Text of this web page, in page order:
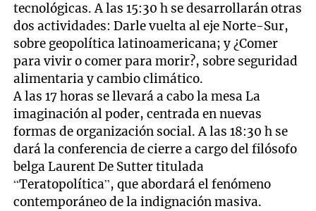
tecnológicas. A las 15:30 h se desarrollarán otras
dos actividades: Darle vuelta al eje Norte-Sur,
sobre geopolítica latinoamericana; y ¿Comer
para vivir o comer para morir?, sobre seguridad
alimentaria y cambio climático.
A las 17 horas se llevará a cabo la mesa La
imaginación al poder, centrada en nuevas
formas de organización social. A las 18:30 h se
dará la conferencia de cierre a cargo del filósofo
belga Laurent De Sutter titulada
“Teratopolítica”, que abordará el fenómeno
contemporáneo de la indignación masiva.